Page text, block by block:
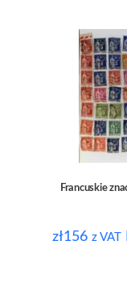
Francuskie
zł156 z VAT